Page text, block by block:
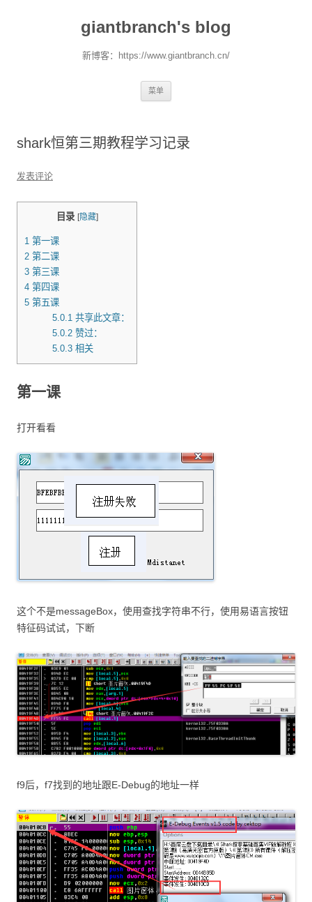
giantbranch's blog
新博客：https://www.giantbranch.cn/
菜单
shark恒第三期教程学习记录
发表评论
目录 [隐藏]
1 第一课
2 第二课
3 第三课
4 第四课
5 第五课
5.0.1共享此文章：
5.0.2赞过：
5.0.3相关
第一课
打开看看
这个不是messageBox，使用查找字符串不行，使用易语言按钮
特征码试试，下断
f9后，f7找到的地址跟E-Debug的地址一样